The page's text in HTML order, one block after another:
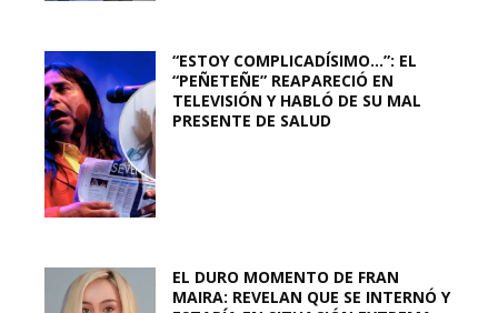
“ESTOY COMPLICADÍSIMO…”: EL
“PEÑETEÑE” REAPARECIÓ EN
TELEVISIÓN Y HABLÓ DE SU MAL
PRESENTE DE SALUD
EL DURO MOMENTO DE FRAN
MAIRA: REVELAN QUE SE INTERNÓ Y